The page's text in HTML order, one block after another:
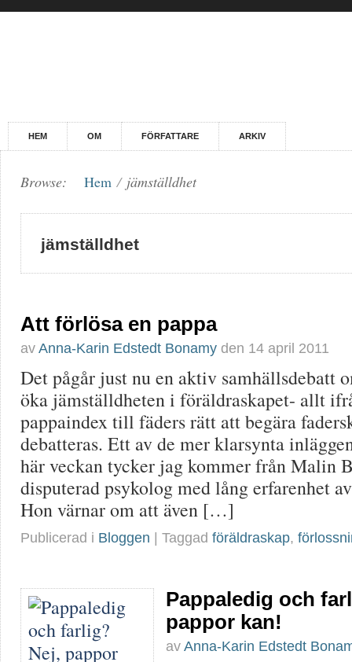
HEM OM FÖRFATTARE ARKIV
Browse: Hem / jämställdhet
jämställdhet
Att förlösa en pappa
av Anna-Karin Edstedt Bonamy den 14 april 2011
Det pågår just nu en aktiv samhällsdebatt
öka jämställdheten i föräldraskapet- allt
pappaindex till fäders rätt att begära
debatteras. Ett av de mer klarsynta
här veckan tycker jag kommer från Malin
disputerad psykolog med lång erfarenhet
Hon värnar om att även […]
Publicerad i Bloggen | Taggad föräldraskap,
Pappaledig och
pappor kan!
av Anna-Karin Edstedt